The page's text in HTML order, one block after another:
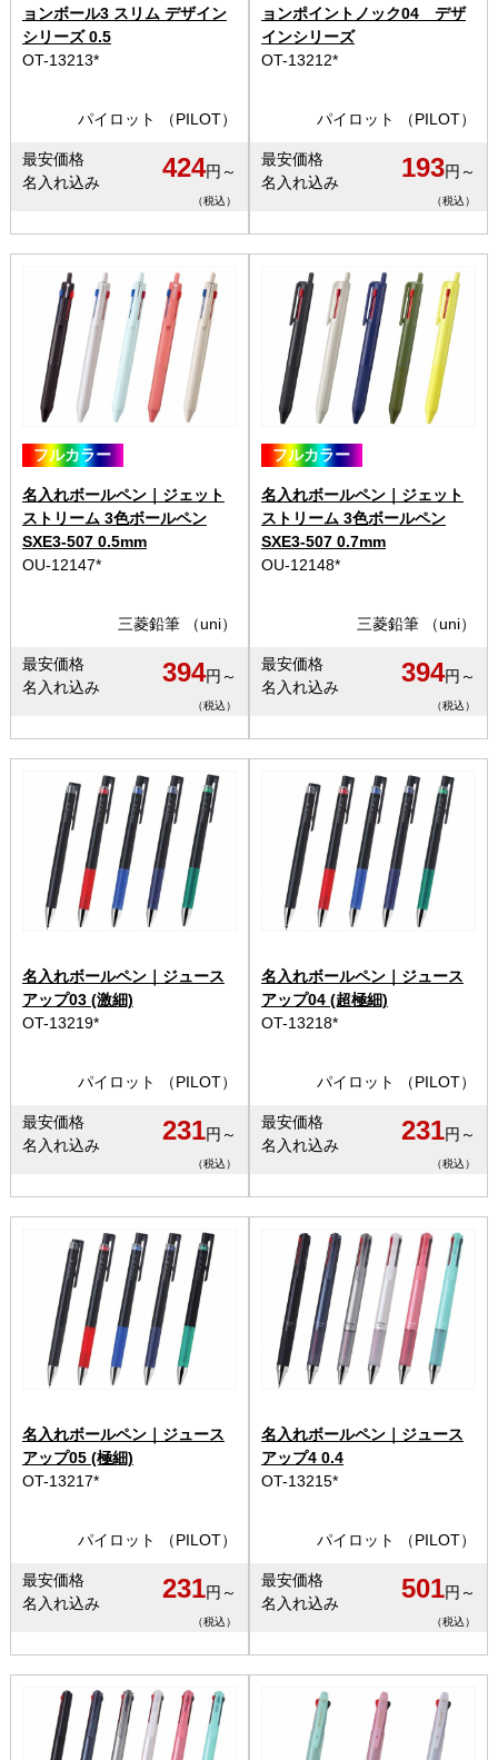
ョンボール3 スリム デザイン
シリーズ 0.5
OT-13213*
パイロット （PILOT）
最安価格
名入れ込み
424円～
（税込）
ョンポイントノック04 デザ
インシリーズ
OT-13212*
パイロット （PILOT）
最安価格
名入れ込み
193円～
（税込）
フルカラー
名入れボールペン｜ジェット
ストリーム 3色ボールペン
SXE3-507 0.5mm
OU-12147*
三菱鉛筆 （uni）
最安価格
名入れ込み
394円～
（税込）
フルカラー
名入れボールペン｜ジェット
ストリーム 3色ボールペン
SXE3-507 0.7mm
OU-12148*
三菱鉛筆 （uni）
最安価格
名入れ込み
394円～
（税込）
名入れボールペン｜ジュース
アップ03 (激細)
OT-13219*
パイロット （PILOT）
最安価格
名入れ込み
231円～
（税込）
名入れボールペン｜ジュース
アップ04 (超極細)
OT-13218*
パイロット （PILOT）
最安価格
名入れ込み
231円～
（税込）
名入れボールペン｜ジュース
アップ05 (極細)
OT-13217*
パイロット （PILOT）
最安価格
名入れ込み
231円～
（税込）
名入れボールペン｜ジュース
アップ4 0.4
OT-13215*
パイロット （PILOT）
最安価格
名入れ込み
501円～
（税込）